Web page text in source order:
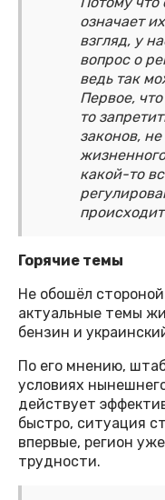
означает
взгляд, у
вопрос о
ведь так
Первое,
то
законов,
какой-то
Горячие темы
Не обошёл
актуальные темы
бензин и
По его мнению,
условиях
действует
быстро, ситуация
впервые, регион
трудности.